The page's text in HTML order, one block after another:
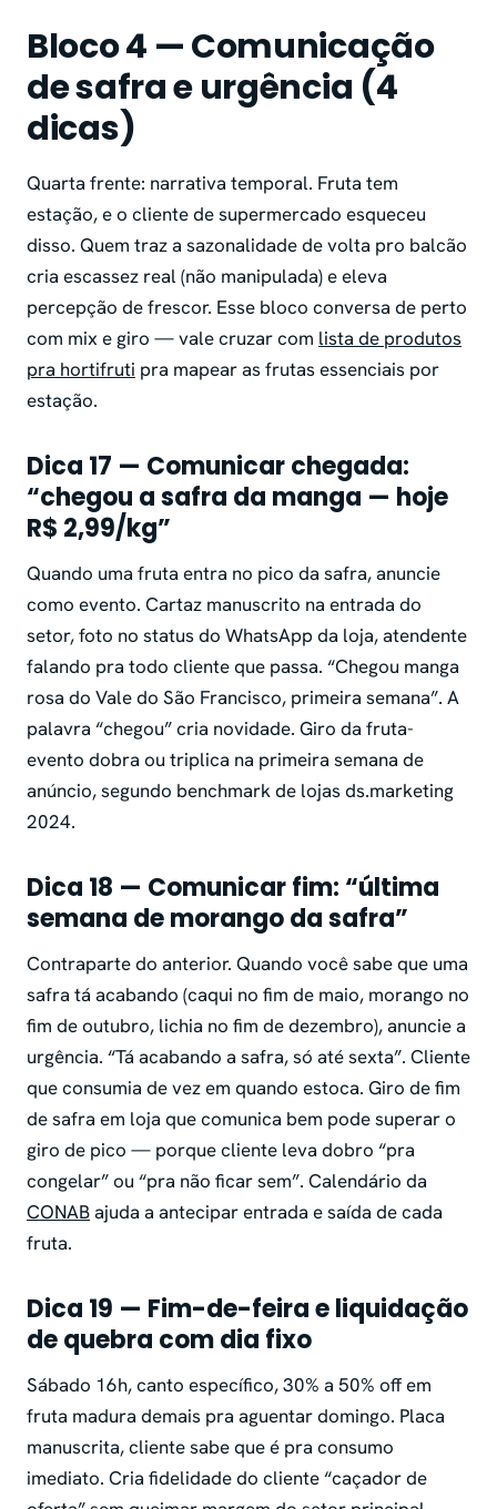
Bloco 4 — Comunicação
de safra e urgência (4
dicas)
Quarta frente: narrativa temporal. Fruta tem
estação, e o cliente de supermercado esqueceu
disso. Quem traz a sazonalidade de volta pro balcão
cria escassez real (não manipulada) e eleva
percepção de frescor. Esse bloco conversa de perto
com mix e giro — vale cruzar com lista de produtos
pra hortifruti pra mapear as frutas essenciais por
estação.
Dica 17 — Comunicar chegada:
“chegou a safra da manga — hoje
R$ 2,99/kg”
Quando uma fruta entra no pico da safra, anuncie
como evento. Cartaz manuscrito na entrada do
setor, foto no status do WhatsApp da loja, atendente
falando pra todo cliente que passa. “Chegou manga
rosa do Vale do São Francisco, primeira semana”. A
palavra “chegou” cria novidade. Giro da fruta-
evento dobra ou triplica na primeira semana de
anúncio, segundo benchmark de lojas ds.marketing
2024.
Dica 18 — Comunicar fim: “última
semana de morango da safra”
Contraparte do anterior. Quando você sabe que uma
safra tá acabando (caqui no fim de maio, morango no
fim de outubro, lichia no fim de dezembro), anuncie a
urgência. “Tá acabando a safra, só até sexta”. Cliente
que consumia de vez em quando estoca. Giro de fim
de safra em loja que comunica bem pode superar o
giro de pico — porque cliente leva dobro “pra
congelar” ou “pra não ficar sem”. Calendário da
CONABajuda a antecipar entrada e saída de cada
fruta.
Dica 19 — Fim-de-feira e liquidação
de quebra com dia fixo
Sábado 16h, canto específico, 30% a 50% off em
fruta madura demais pra aguentar domingo. Placa
manuscrita, cliente sabe que é pra consumo
imediato. Cria fidelidade do cliente “caçador de